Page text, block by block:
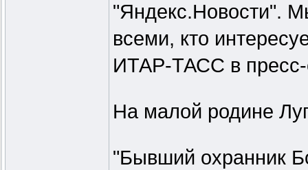
"Яндекс.Новости".
всеми, кто
ИТАР-ТАСС в
На малой родине
"Бывший охранник